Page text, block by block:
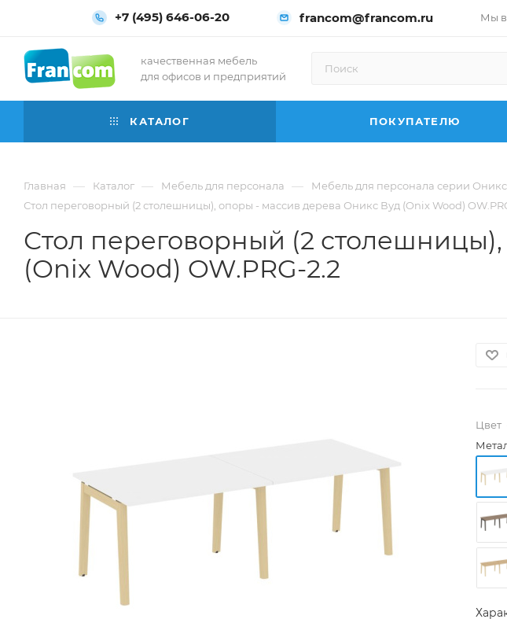
+7 (495) 646-06-20 francom@francom.ru Мы в
качественная мебель
для офисов и предприятий
КАТАЛОГ ПОКУПАТЕЛЮ
Главная — Каталог — Мебель для персонала — Мебель для персонала серии
Стол переговорный (2 столешницы), опоры - массив дерева Оникс Вуд (Onix Wood)
Стол переговорный (2
(Onix Wood) OW.PRG-2.2
Цвет